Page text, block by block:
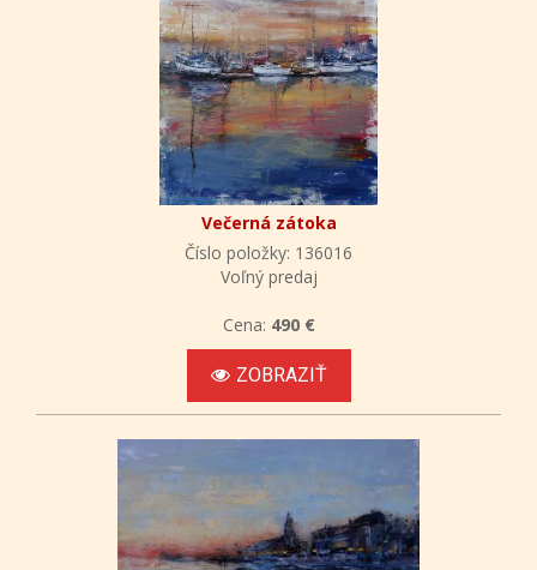
Večerná zátoka
Číslo položky: 136016
Voľný predaj
Cena: 490 €
ZOBRAZIŤ